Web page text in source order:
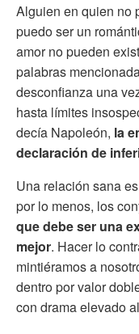
Alguien en quien no
puedo ser un
amor no pueden
palabras
desconfianza una
hasta límites
decía Napoleón, la
declaración de
Una relación sana
por lo menos, los
que debe ser una
mejor. Hacer lo
mintiéramos a
dentro por valor
con drama elevado